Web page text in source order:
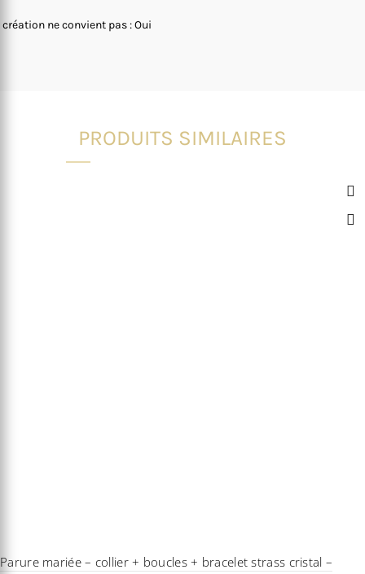
création ne convient pas : Oui
PRODUITS SIMILAIRES
Parure mariée – collier + boucles + bracelet strass cristal –